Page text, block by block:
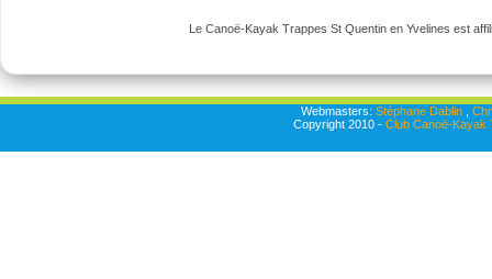
Le Canoë-Kayak Trappes St Quentin en Yvelines est
Webmasters: Stéphane Dablin,
Copyright 2010 - Club Canoë-Kayak